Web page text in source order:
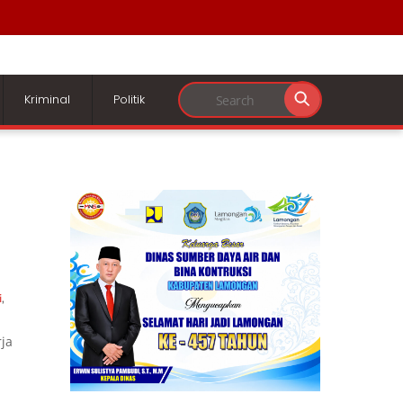
Kriminal Politik
,